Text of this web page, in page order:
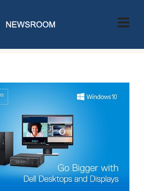
PRESS> DELL GO BIGGER DESKTOPS &
PROGRAM DO 30.12.